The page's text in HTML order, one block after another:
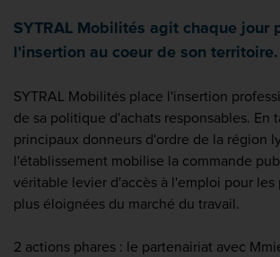
SYTRAL Mobilités agit chaque jour
l'insertion au coeur de son territoire.
SYTRAL Mobilités place l'insertion
de sa politique d'achats responsables. En
principaux donneurs d'ordre de la région
l'établissement mobilise la commande
véritable levier d'accès à l'emploi pour les
plus éloignées du marché du travail.
2 actions phares : le partenairiat avec